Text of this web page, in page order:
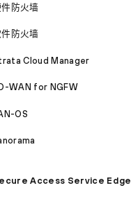
防火墙
防火墙
Cloud Manager
WAN for NGFW
OS
Access Service Edge